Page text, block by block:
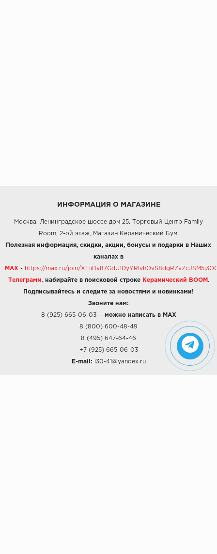
ИНФОРМАЦИЯ О МАГАЗИНЕ
Москва, Ленинградское шоссе дом 25, Торговый Центр Family
Room, 2-ой этаж, Магазин Керамический Бум.
Полезная информация, скидки, акции, бонусы и подарки в Наших
каналах в
MAX - https://max.ru/join/
Телеграмм набирайте в поисковой строке Керамический BOOM .
Подписывайтесь и следите за новостями и новинками!
Звоните нам:
8 (925) 665-06-03- можно написать в MAX
8 (800) 600-48-49
8 (495) 647-64-46
+7 (925) 665-06-03
E-mail: i30-41@yandex.ru